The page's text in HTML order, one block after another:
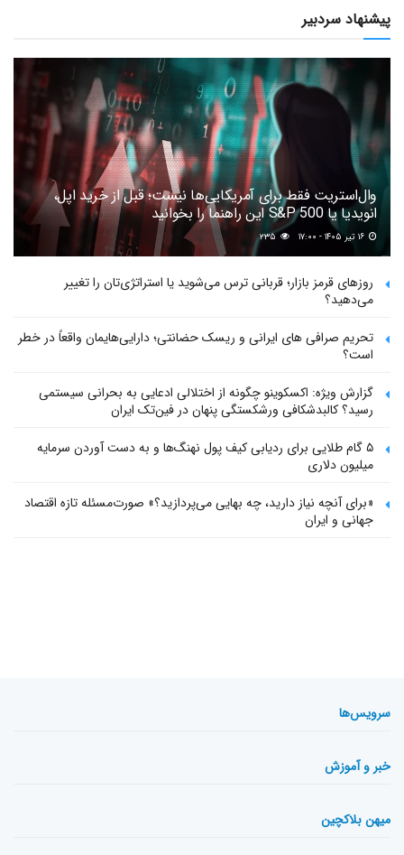
پیشنهاد سردبیر
وال‌استریت فقط برای آمریکایی‌ها نیست؛ قبل از خرید اپل،
انویدیا یا S&P 500 این راهنما را بخوانید
۲۳۵
روزهای قرمز بازار؛ قربانی ترس می‌شوید یا استراتژی‌تان را تغییر
می‌دهید؟
تحریم صرافی های ایرانی و ریسک حضانتی؛ دارایی‌هایمان واقعاً در خطر
است؟
گزارش ویژه: اکسکوینو چگونه از اختلالی ادعایی به بحرانی سیستمی
رسید؟ کالبدشکافی ورشکستگی پنهان در فین‌تک ایران
۵ گام طلایی برای ردیابی کیف پول‌ نهنگ‌ها و به دست آوردن سرمایه
میلیون دلاری
«برای آنچه نیاز دارید، چه بهایی می‌پردازید؟» صورت‌مسئله تازه اقتصاد
جهانی و ایران
سرویس‌ها
خبر و آموزش
میهن بلاکچین